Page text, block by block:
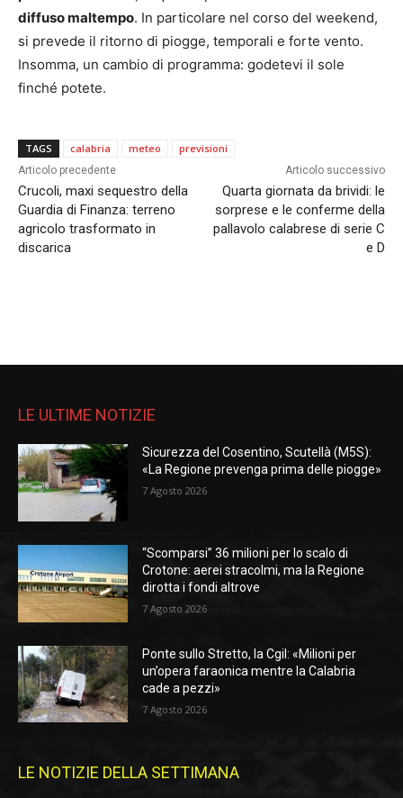
diffuso maltempo. In particolare nel corso del weekend,
si prevede il ritorno di piogge, temporali e forte vento.
Insomma, un cambio di programma: godetevi il sole
finché potete.
TAGS calabria meteo previsioni
Articolo precedente
Crucoli, maxi sequestro della
Guardia di Finanza: terreno
agricolo trasformato in
discarica
Articolo successivo
Quarta giornata da brividi: le
sorprese e le conferme della
pallavolo calabrese di serie C
e D
LE ULTIME NOTIZIE
Sicurezza del Cosentino, Scutellà (M5S):
«La Regione prevenga prima delle piogge»
7 Agosto 2026
“Scomparsi” 36 milioni per lo scalo di
Crotone: aerei stracolmi, ma la Regione
dirotta i fondi altrove
7 Agosto 2026
Ponte sullo Stretto, la Cgil: «Milioni per
un’opera faraonica mentre la Calabria
cade a pezzi»
7 Agosto 2026
LE NOTIZIE DELLA SETTIMANA